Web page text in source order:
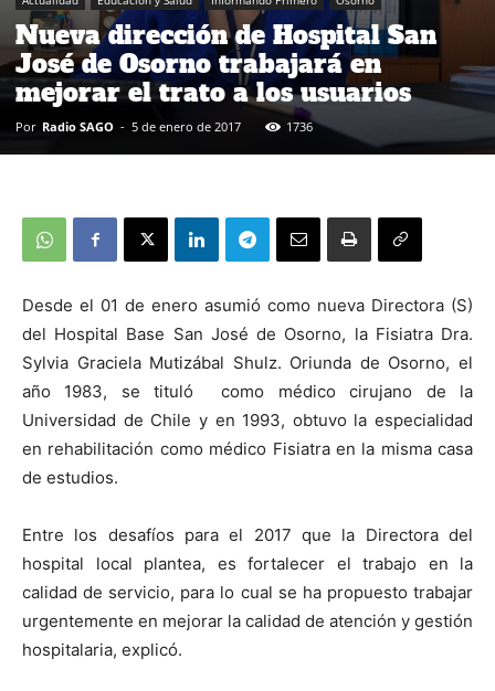
Nueva dirección de Hospital San
José de Osorno trabajará en
mejorar el trato a los usuarios
Por Radio SAGO - 5 de enero de 2017 1736
Desde el 01 de enero asumió como nueva Directora (S)
del Hospital Base San José de Osorno, la Fisiatra Dra.
Sylvia Graciela Mutizábal Shulz. Oriunda de Osorno, el
año 1983, se tituló como médico cirujano de la
Universidad de Chile y en 1993, obtuvo la especialidad
en rehabilitación como médico Fisiatra en la misma casa
de estudios.
Entre los desafíos para el 2017 que la Directora del
hospital local plantea, es fortalecer el trabajo en la
calidad de servicio, para lo cual se ha propuesto trabajar
urgentemente en mejorar la calidad de atención y gestión
hospitalaria, explicó.